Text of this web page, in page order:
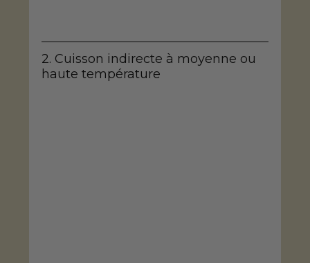
2. Cuisson indirecte à moyenne ou
haute température